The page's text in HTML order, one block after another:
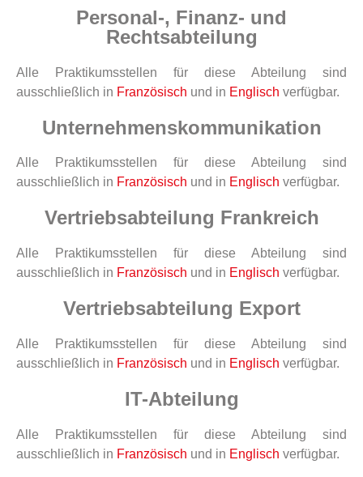
Personal-, Finanz- und
Rechtsabteilung
Alle Praktikumsstellen für diese Abteilung sind
ausschließlich in Französisch und in Englisch verfügbar.
Unternehmenskommunikation
Alle Praktikumsstellen für diese Abteilung sind
ausschließlich in Französisch und in Englisch verfügbar.
Vertriebsabteilung Frankreich
Alle Praktikumsstellen für diese Abteilung sind
ausschließlich in Französisch und in Englisch verfügbar.
Vertriebsabteilung Export
Alle Praktikumsstellen für diese Abteilung sind
ausschließlich in Französisch und in Englisch verfügbar.
IT-Abteilung
Alle Praktikumsstellen für diese Abteilung sind
ausschließlich in Französisch und in Englisch verfügbar.